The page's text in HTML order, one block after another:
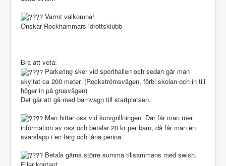
Varmt välkomna!
Önskar Rockhammars idrottsklubb
Bra att veta:
Parkering sker vid sporthallen och sedan går man
skyltat ca 200 meter. (Rockströmsvägen, förbi skolan och in till
höger in på grusvägen)
Det går att gå med barnvagn till startplatsen.
Man hittar oss vid korvgrillningen. Där får man mer
information av oss och betalar 20 kr per barn, då får man en
svarslapp i en färg och låna penna.
Betala gärna större summa tillsammans med swish.